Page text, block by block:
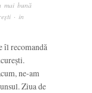
mai bună
· in
îl recomandă
ne-am
Ziua de